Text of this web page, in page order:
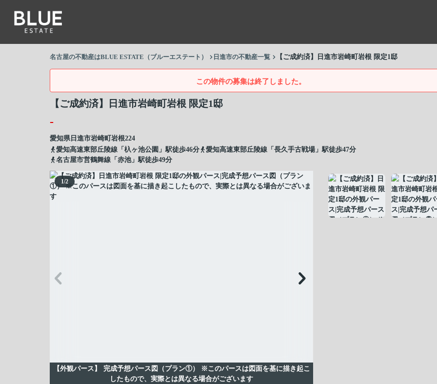
名古屋の不動産はBLUE ESTATE（ブルーエステート） 日進市の不動産一覧 【ご成約済】日進市岩崎町岩根 限定1邸
この物件の募集は終了しました。
【ご成約済】日進市岩崎町岩根 限定1邸
-
愛知県日進市岩崎町 岩根224
愛知高速東部丘陵線「杁ヶ池公園」駅徒歩46分
愛知高速東部丘陵線「長久手古戦場」駅徒歩47分
名古屋市営鶴舞線「赤池」駅徒歩49分
1/2
【外観パース】
完成予想パース図（プラン①） ※このパースは図面を基に描き起こ
したもので、実際とは異なる場合がございます